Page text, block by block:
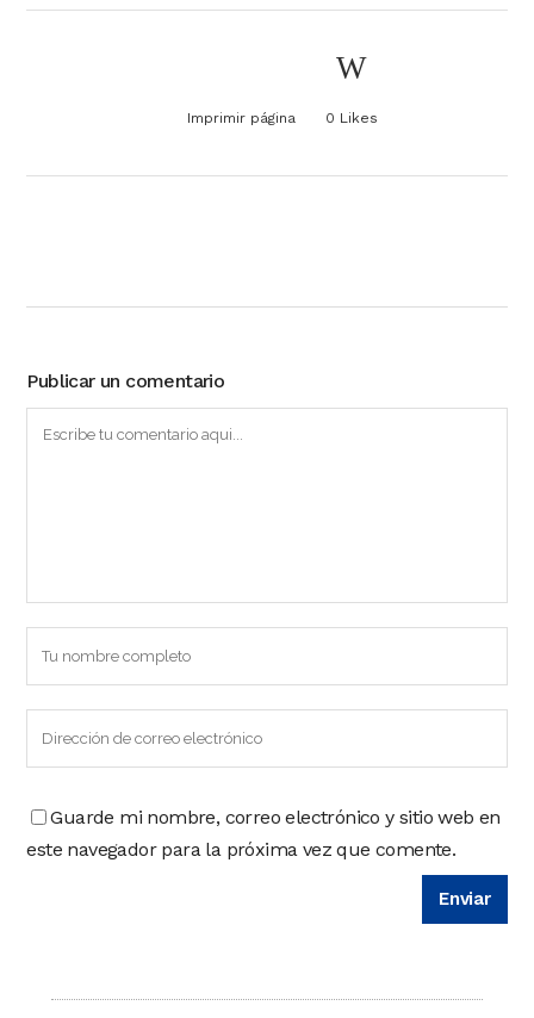
Imprimir página 0 Likes
Publicar un comentario
Guarde mi nombre, correo electrónico y sitio web en
este navegador para la próxima vez que comente.